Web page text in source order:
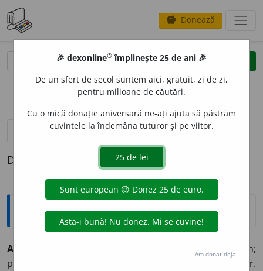
savings Donează
clear
opțiuni
definiții (1) pronunțievolume_up (1)
Definiția cu ID-ul 322025:
Explicative DEX
ADVENT
Care ține de adventism;
privitor la adventism.
fr.
🎉 dexonline® împlinește 25 de ani 🎉
De un sfert de secol suntem aici, gratuit, zi de zi,
pentru milioane de căutări.
Cu o mică donație aniversară ne-ați ajuta să păstrăm
cuvintele la îndemâna tuturor și pe viitor.
Am donat deja.